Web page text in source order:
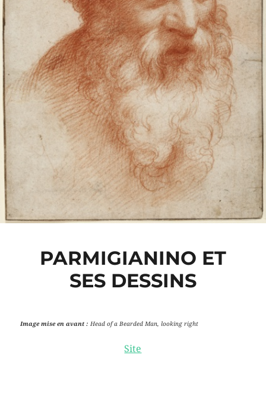
PARMIGIANINO ET
SES DESSINS
Image mise en avant : Head of a Bearded Man, looking right
Site